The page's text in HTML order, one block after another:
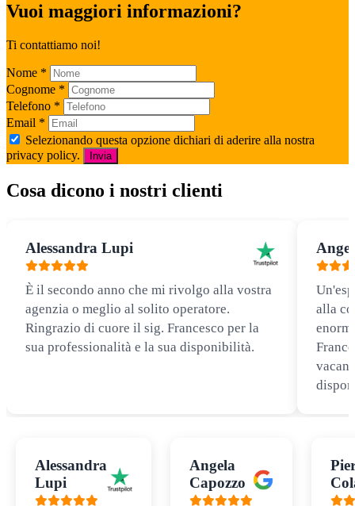
Vuoi maggiori informazioni?
Ti contattiamo noi!
Nome *
Cognome *
Telefono *
Email *
Selezionando questa opzione dichiari di aderire alla nostra
privacy policy.
Invia
Cosa dicono i nostri clienti
Alessandra Lupi
È il secondo anno che mi rivolgo alla vostra
agenzia o meglio al solito operatore.
Ringrazio di cuore il sig. Francesco per la
sua professionalità e la sua disponibilità.
alla
Alessandra
Lupi
Angela
Capozzo